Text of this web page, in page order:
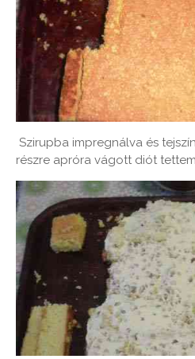
Szirupba impregnálva és
részre apróra vágott diót